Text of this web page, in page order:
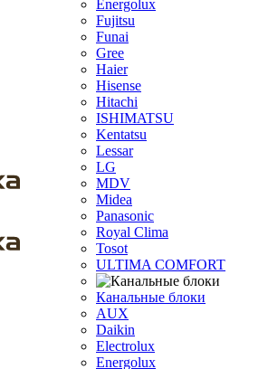
Energolux
Fujitsu
Funai
Gree
Haier
Hisense
Hitachi
ISHIMATSU
Kentatsu
Lessar
LG
MDV
Midea
Panasonic
Royal Clima
Tosot
ULTIMA COMFORT
Канальные блоки
AUX
Dаikin
Electrolux
Energolux